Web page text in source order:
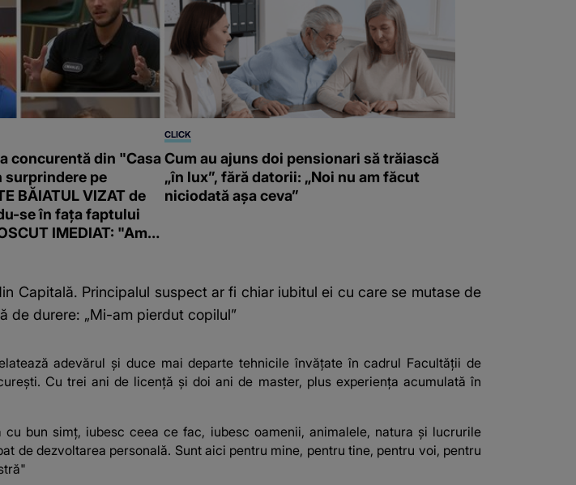
concurentă din "Casa
pe
BĂIATUL VIZAT de
se în fața faptului
IMEDIAT: "Am
CLICK
Cum au ajuns doi pensionari să trăiască
„în lux”, fără datorii: „Noi nu am făcut
niciodată așa ceva”
Capitală. Principalul suspect ar fi chiar iubitul ei cu care se mutase de
de durere: „Mi-am pierdut copilul”
adevărul și duce mai departe tehnicile învățate în cadrul Facultății de
Cu trei ani de licență și doi ani de master, plus experiența acumulată în
bun simț, iubesc ceea ce fac, iubesc oamenii, animalele, natura și lucrurile
de dezvoltarea personală. Sunt aici pentru mine, pentru tine, pentru voi, pentru